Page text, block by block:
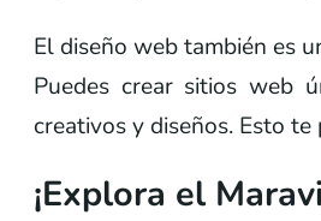
El diseño web también es
Puedes crear sitios web
creativos y diseños. Esto
¡Explora el